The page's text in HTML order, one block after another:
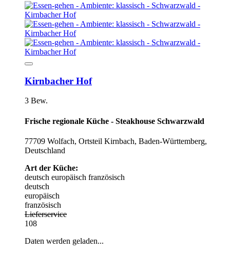
Kirnbacher Hof
3 Bew.
Frische regionale Küche - Steakhouse Schwarzwald
77709 Wolfach, Ortsteil Kirnbach, Baden-Württemberg,
Deutschland
Art der Küche:
deutsch europäisch französisch
deutsch
europäisch
französisch
Lieferservice
108
Daten werden geladen...